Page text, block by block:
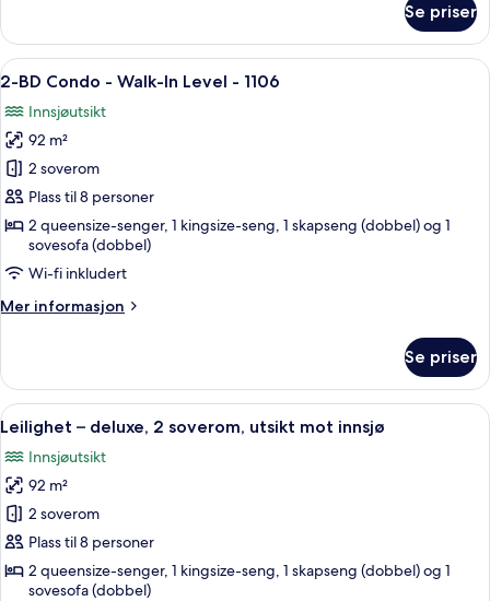
1105
BD
Condo
-
In
Level
1105
Se priser
Åpne
alle
bildene
av
2-
BD
Condo
Walk-
In
Level
1106
Blendingsgardiner, strykejern/-brett
20
2-BD Condo - Walk-In Level - 1106
Innsjøutsikt
92 m²
2 soverom
Plass til 8 personer
2 queensize-senger, 1 kingsize-seng, 1 skapseng (dobbel) og 1
sovesofa (dobbel)
Wi-fi inkludert
Mer informasjon
Mer
BD
Condo
-
Walk-
In
Level
1106
Se priser
Åpne
alle
bildene
av
Leilighet
–
deluxe,
Leilighet – deluxe, 2 soverom, utsikt
24
Leilighet – deluxe, 2 soverom, utsikt mot innsjø
Innsjøutsikt
92 m²
2 soverom
Plass til 8 personer
2 queensize-senger, 1 kingsize-seng, 1 skapseng (dobbel) og 1
sovesofa (dobbel)